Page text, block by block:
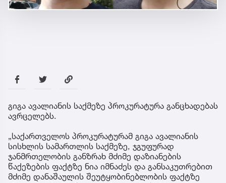
გიგა ავალიანის საქმეზე პროკურატურა განცხადებას
ავრცელებს.
„საქართველოს პროკურატურამ გიგა ავალიანის
სისხლის სამართლის საქმეზე, ჯგუფურად
ჯანმრთელობის განზრახ მძიმე დაზიანების
წაქეზების ფაქტზე ნია იმნაძეს და განსაკუთრებით
მძიმე დანაშაულის შეუტყობინებლობის ფაქტზე